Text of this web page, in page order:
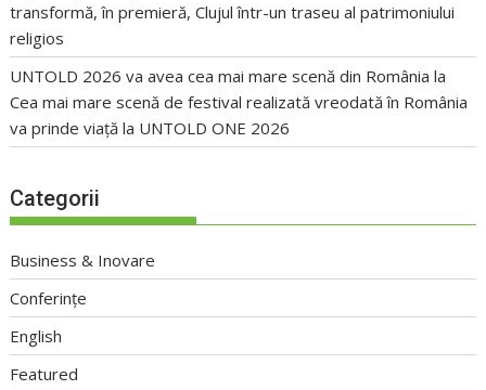
transformă, în premieră, Clujul într-un traseu al patrimoniului
religios
UNTOLD 2026 va avea cea mai mare scenă din România la
Cea mai mare scenă de festival realizată vreodată în România
va prinde viață la UNTOLD ONE 2026
Categorii
Business & Inovare
Conferințe
English
Featured